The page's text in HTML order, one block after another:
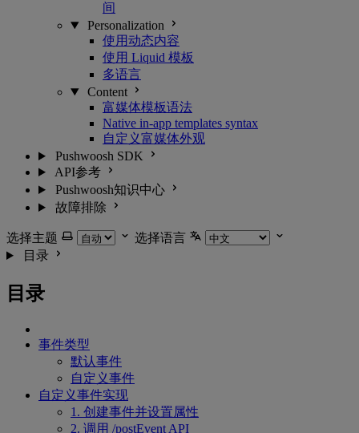
间
Personalization
使用动态内容
使用 Liquid 模板
多语言
Content
富媒体模板语法
Native in-app templates syntax
自定义富媒体外观
Pushwoosh SDK
API参考
Pushwoosh知识中心
故障排除
选择主题
选择语言
目录
目录
事件类型
默认事件
自定义事件
自定义事件实现
1. 创建事件并设置属性
2. 调用 /postEvent API